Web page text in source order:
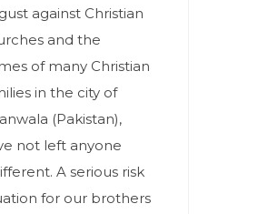
against Christian
and the
of many Christian
in the city of
(Pakistan),
not left anyone
A serious risk
for our brothers